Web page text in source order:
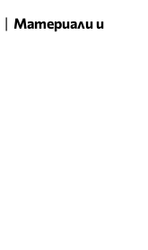
| Материали и